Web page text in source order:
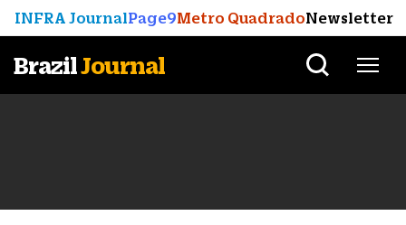
INFRA JournalPage9Metro QuadradoNewsletter
BrazilJournal